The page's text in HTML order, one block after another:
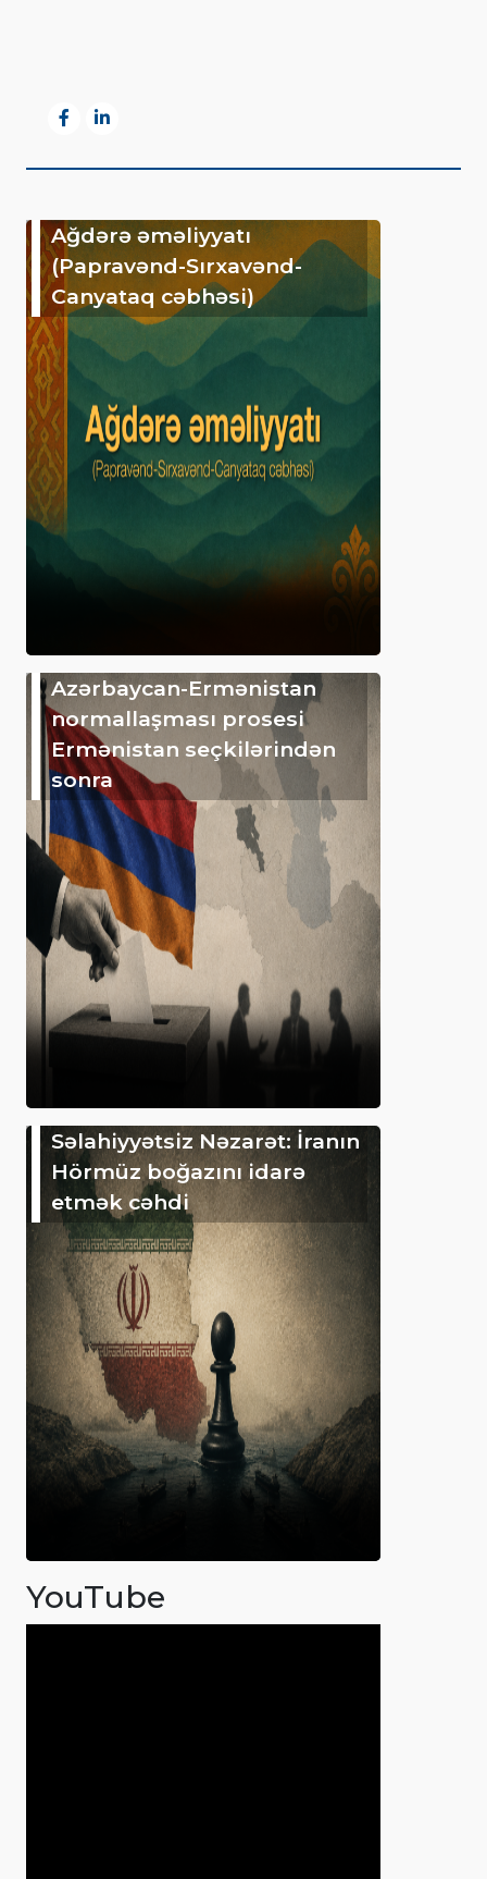
Ağdərə əməliyyatı
(Papravənd-Sırxavənd-
Canyataq cəbhəsi)
Azərbaycan-Ermənistan
normallaşması prosesi
Ermənistan seçkilərindən
sonra
Səlahiyyətsiz Nəzarət: İranın
Hörmüz boğazını idarə
etmək cəhdi
YouTube